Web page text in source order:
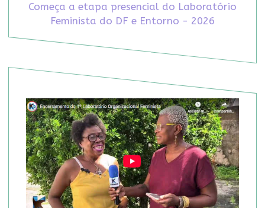
Começa a etapa presencial do Laboratório
Feminista do DF e Entorno - 2026